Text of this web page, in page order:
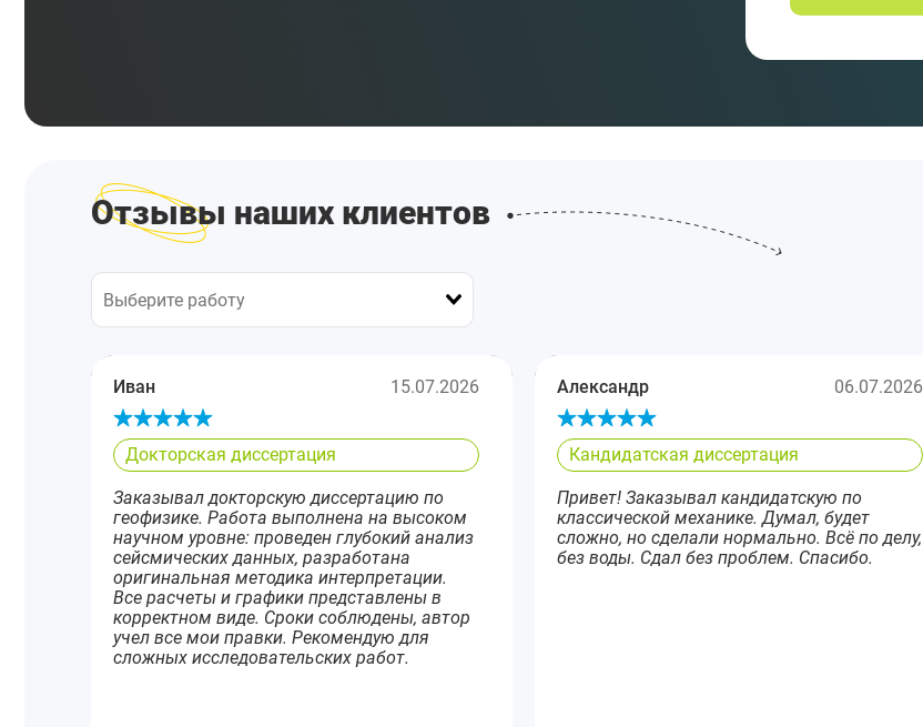
Отзывы наших клиентов
Иван 15.07.2026
Докторская диссертация
Заказывал докторскую диссертацию по
геофизике. Работа выполнена на высоком
научном уровне: проведен глубокий анализ
сейсмических данных, разработана
оригинальная методика интерпретации.
Все расчеты и графики представлены в
корректном виде. Сроки соблюдены, автор
учел все мои правки. Рекомендую для
сложных исследовательских работ.
Александр 06.07.2026
Кандидатская диссертация
Привет! Заказывал кандидатскую по
классической механике. Думал, будет
сложно, но сделали нормально. Всё по делу,
без воды. Сдал без проблем. Спасибо.